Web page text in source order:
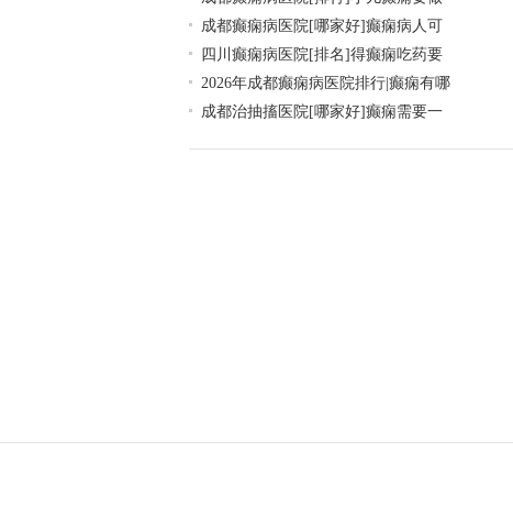
成都癫痫病医院[哪家好]癫痫病人可
四川癫痫病医院[排名]得癫痫吃药要
2026年成都癫痫病医院排行|癫痫有哪
成都治抽搐医院[哪家好]癫痫需要一